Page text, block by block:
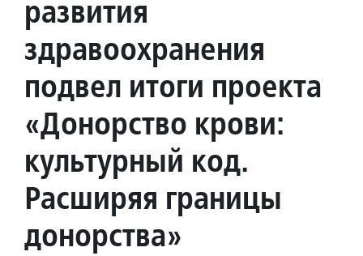
развития
здравоохранения
подвел итоги проекта
«Донорство крови:
культурный код.
Расширяя границы
донорства»